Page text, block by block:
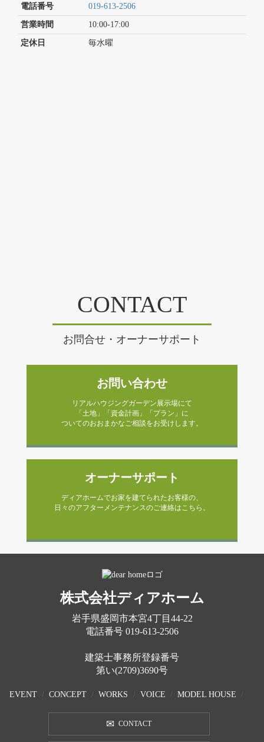
電話番号 019-613-2506
営業時間 10:00-17:00
定休日 毎水曜
CONTACT
お問合せ・オーナーサポート
お問い合わせ
リアルハウジングガーデン展示場にて
「土地」「資金計画」「プラン」に
ついてのおおまかなご相談をお受けします。
オーナーサポート
ディアホームでお家を建てられたお客様の、
日々のアフターメンテナンスのご連絡はこちら。
株式会社ディアホーム
岩手県盛岡市本宮4丁目44-22
電話番号 019-613-2506
建築士事務所登録番号
第い(2709)3690号
EVENT CONCEPT WORKS VOICE MODEL HOUSE
CONTACT